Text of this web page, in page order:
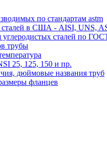
по стандартам astm
в США - AISI, UNS,
углеродистых сталей по
трубы
25, 125, 150 и пр.
дюймовые названия труб
фланцев